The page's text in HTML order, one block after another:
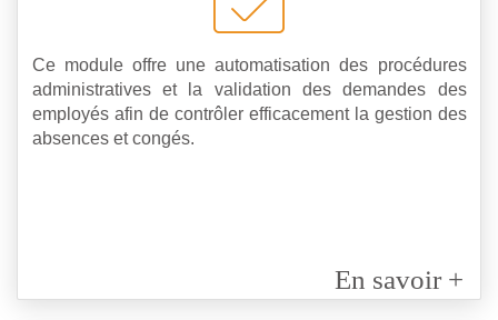
Ce module offre une automatisation des procédures
administratives et la validation des demandes des
employés afin de contrôler efficacement la gestion des
absences et congés.
En savoir +